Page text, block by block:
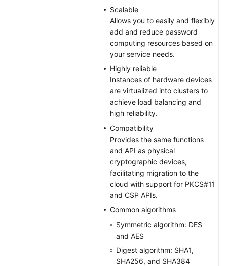
Scalable
Allows you to easily and flexibly
add and reduce password
computing resources based on
your service needs.
Highly reliable
Instances of hardware devices
are virtualized into clusters to
achieve load balancing and
high reliability.
Compatibility
Provides the same functions
and API as physical
cryptographic devices,
facilitating migration to the
cloud with support for PKCS#11
and CSP APIs.
Common algorithms
Symmetric algorithm: DES
and AES
Digest algorithm: SHA1,
SHA256, and SHA384